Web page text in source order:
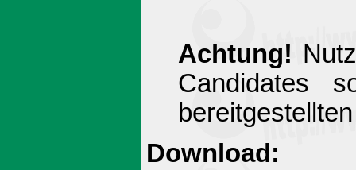
Achtung!
Candidates
Download: